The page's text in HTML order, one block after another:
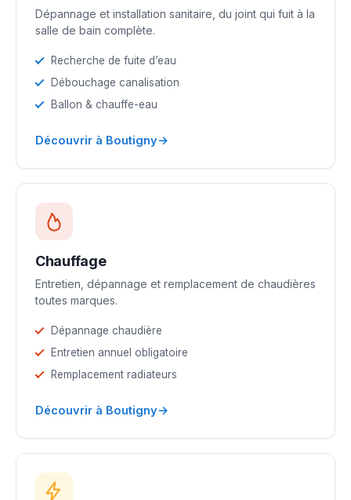
Dépannage et installation sanitaire, du joint qui fuit à la
salle de bain complète.
Recherche de fuite d’eau
Débouchage canalisation
Ballon & chauffe-eau
Découvrir à Boutigny→
Chauffage
Entretien, dépannage et remplacement de chaudières
toutes marques.
Dépannage chaudière
Entretien annuel obligatoire
Remplacement radiateurs
Découvrir à Boutigny→